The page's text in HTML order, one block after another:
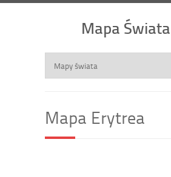
Mapa Świata
Mapa Erytrea